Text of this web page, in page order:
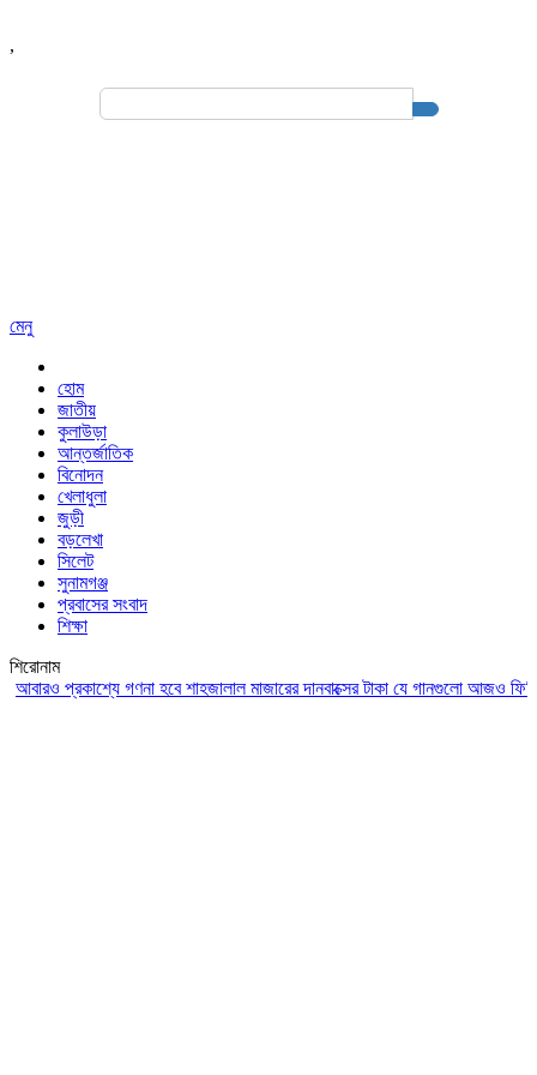
,
Search
মেনু
হোম
জাতীয়
কুলাউড়া
আন্তর্জাতিক
বিনোদন
খেলাধুলা
জুড়ী
বড়লেখা
সিলেট
সুনামগঞ্জ
প্রবাসের সংবাদ
শিক্ষা
শিরোনাম
প্রকাশ্যে গণনা হবে শাহজালাল মাজারের দানবাক্সের টাকাযে গানগুলো আজও ফিরিয়ে